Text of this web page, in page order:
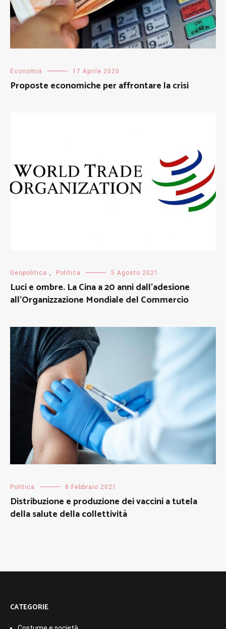
Economia 17 Aprile 2020
Proposte economiche per affrontare la crisi
Geopolitica , Politica 5 Agosto 2021
Luci e ombre. La Cina a 20 anni dall’adesione
all’Organizzazione Mondiale del Commercio
Politica 8 Febbraio 2021
Distribuzione e produzione dei vaccini a tutela
della salute della collettività
CATEGORIE